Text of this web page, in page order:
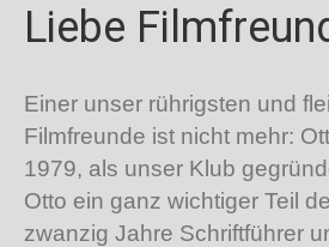
Liebe
Einer unser rührigsten und
Filmfreunde ist nicht mehr:
1979, als unser Klub
Otto ein ganz wichtiger Teil
zwanzig Jahre Schriftführer